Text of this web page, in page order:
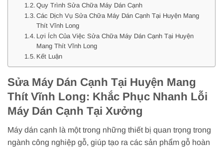
Quy Trình Sửa Chữa Máy Dán Cạnh
Các Dịch Vụ Sửa Chữa Máy Dán Cạnh Tại Huyện Mang
Thít Vĩnh Long
Lợi Ích Của Việc Sửa Chữa Máy Dán Cạnh Tại Huyện
Mang Thít Vĩnh Long
Kết Luận
Sửa Máy Dán Cạnh Tại Huyện Mang
Thít Vĩnh Long: Khắc Phục Nhanh Lỗi
Máy Dán Cạnh Tại Xưởng
Máy dán cạnh là một trong những thiết bị quan trọng trong
ngành công nghiệp gỗ, giúp tạo ra các sản phẩm gỗ hoàn